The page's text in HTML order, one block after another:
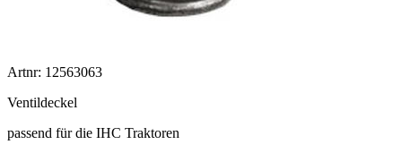
Artnr: 12563063
Ventildeckel
passend für die IHC Traktoren